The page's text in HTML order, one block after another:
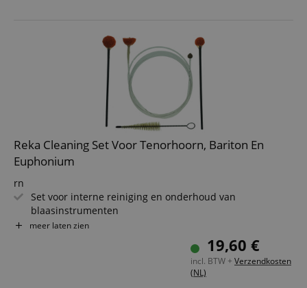
Reka Cleaning Set Voor Tenorhoorn, Bariton En
Euphonium
rn
Set voor interne reiniging en onderhoud van
blaasinstrumenten
rn
Voor tenorhoorn, bariton en euphonium
meer laten zien
19,60 €
incl. BTW + Verzendkosten
(NL)